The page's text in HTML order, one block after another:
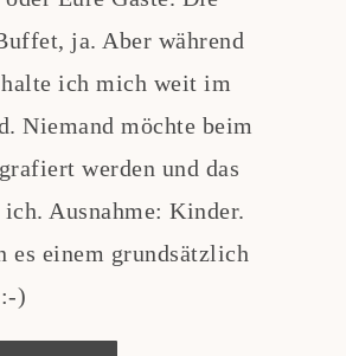
ja. Aber während
halte ich mich weit im
Niemand möchte beim
werden und das
Ausnahme: Kinder.
es einem grundsätzlich
)